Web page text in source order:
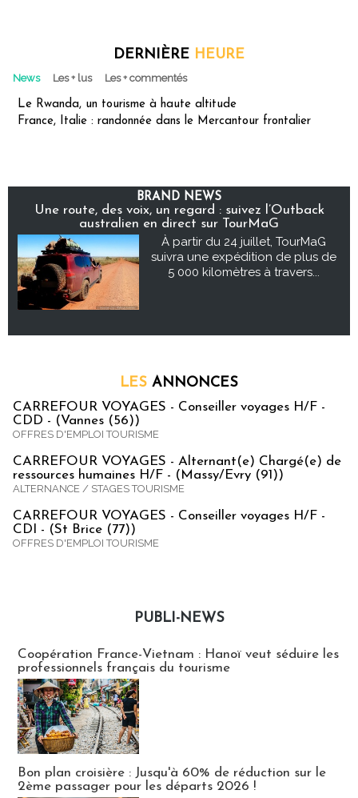
DERNIÈRE HEURE
News Les + lus Les + commentés
Le Rwanda, un tourisme à haute altitude
France, Italie : randonnée dans le Mercantour frontalier
BRAND NEWS
Une route, des voix, un regard : suivez l’Outback
australien en direct sur TourMaG
À partir du 24 juillet, TourMaG
suivra une expédition de plus de
5 000 kilomètres à travers...
LES ANNONCES
CARREFOUR VOYAGES - Conseiller voyages H/F -
CDD - (Vannes (56))
OFFRES D'EMPLOI TOURISME
CARREFOUR VOYAGES - Alternant(e) Chargé(e) de
ressources humaines H/F - (Massy/Evry (91))
ALTERNANCE / STAGES TOURISME
CARREFOUR VOYAGES - Conseiller voyages H/F -
CDI - (St Brice (77))
OFFRES D'EMPLOI TOURISME
PUBLI-NEWS
Coopération France-Vietnam : Hanoï veut séduire les
professionnels français du tourisme
Bon plan croisière : Jusqu'à 60% de réduction sur le
2ème passager pour les départs 2026 !